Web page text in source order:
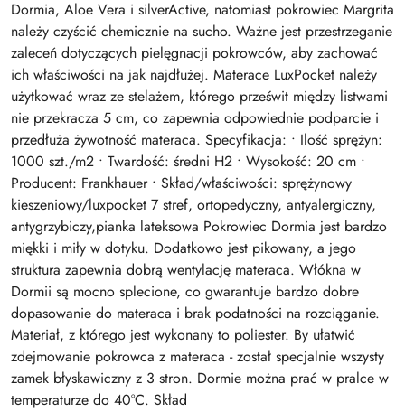
Dormia, Aloe Vera i silverActive, natomiast pokrowiec Margrita
należy czyścić chemicznie na sucho. Ważne jest przestrzeganie
zaleceń dotyczących pielęgnacji pokrowców, aby zachować
ich właściwości na jak najdłużej. Materace LuxPocket należy
użytkować wraz ze stelażem, którego prześwit między listwami
nie przekracza 5 cm, co zapewnia odpowiednie podparcie i
przedłuża żywotność materaca. Specyfikacja: • Ilość sprężyn:
1000 szt./m2 • Twardość: średni H2 • Wysokość: 20 cm •
Producent: Frankhauer • Skład/właściwości: sprężynowy
kieszeniowy/luxpocket 7 stref, ortopedyczny, antyalergiczny,
antygrzybiczy,pianka lateksowa Pokrowiec Dormia jest bardzo
miękki i miły w dotyku. Dodatkowo jest pikowany, a jego
struktura zapewnia dobrą wentylację materaca. Włókna w
Dormii są mocno splecione, co gwarantuje bardzo dobre
dopasowanie do materaca i brak podatności na rozciąganie.
Materiał, z którego jest wykonany to poliester. By ułatwić
zdejmowanie pokrowca z materaca - został specjalnie wszysty
zamek błyskawiczny z 3 stron. Dormie można prać w pralce w
temperaturze do 40°C. Skład